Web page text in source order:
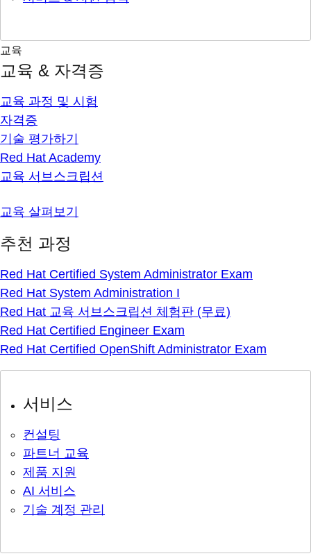
교육
교육 & 자격증
교육 과정 및 시험
자격증
기술 평가하기
Red Hat Academy
교육 서브스크립션
교육 살펴보기
추천 과정
Red Hat Certified System Administrator Exam
Red Hat System Administration I
Red Hat 교육 서브스크립션 체험판 (무료)
Red Hat Certified Engineer Exam
Red Hat Certified OpenShift Administrator Exam
서비스
컨설팅
파트너 교육
제품 지원
AI 서비스
기술 계정 관리